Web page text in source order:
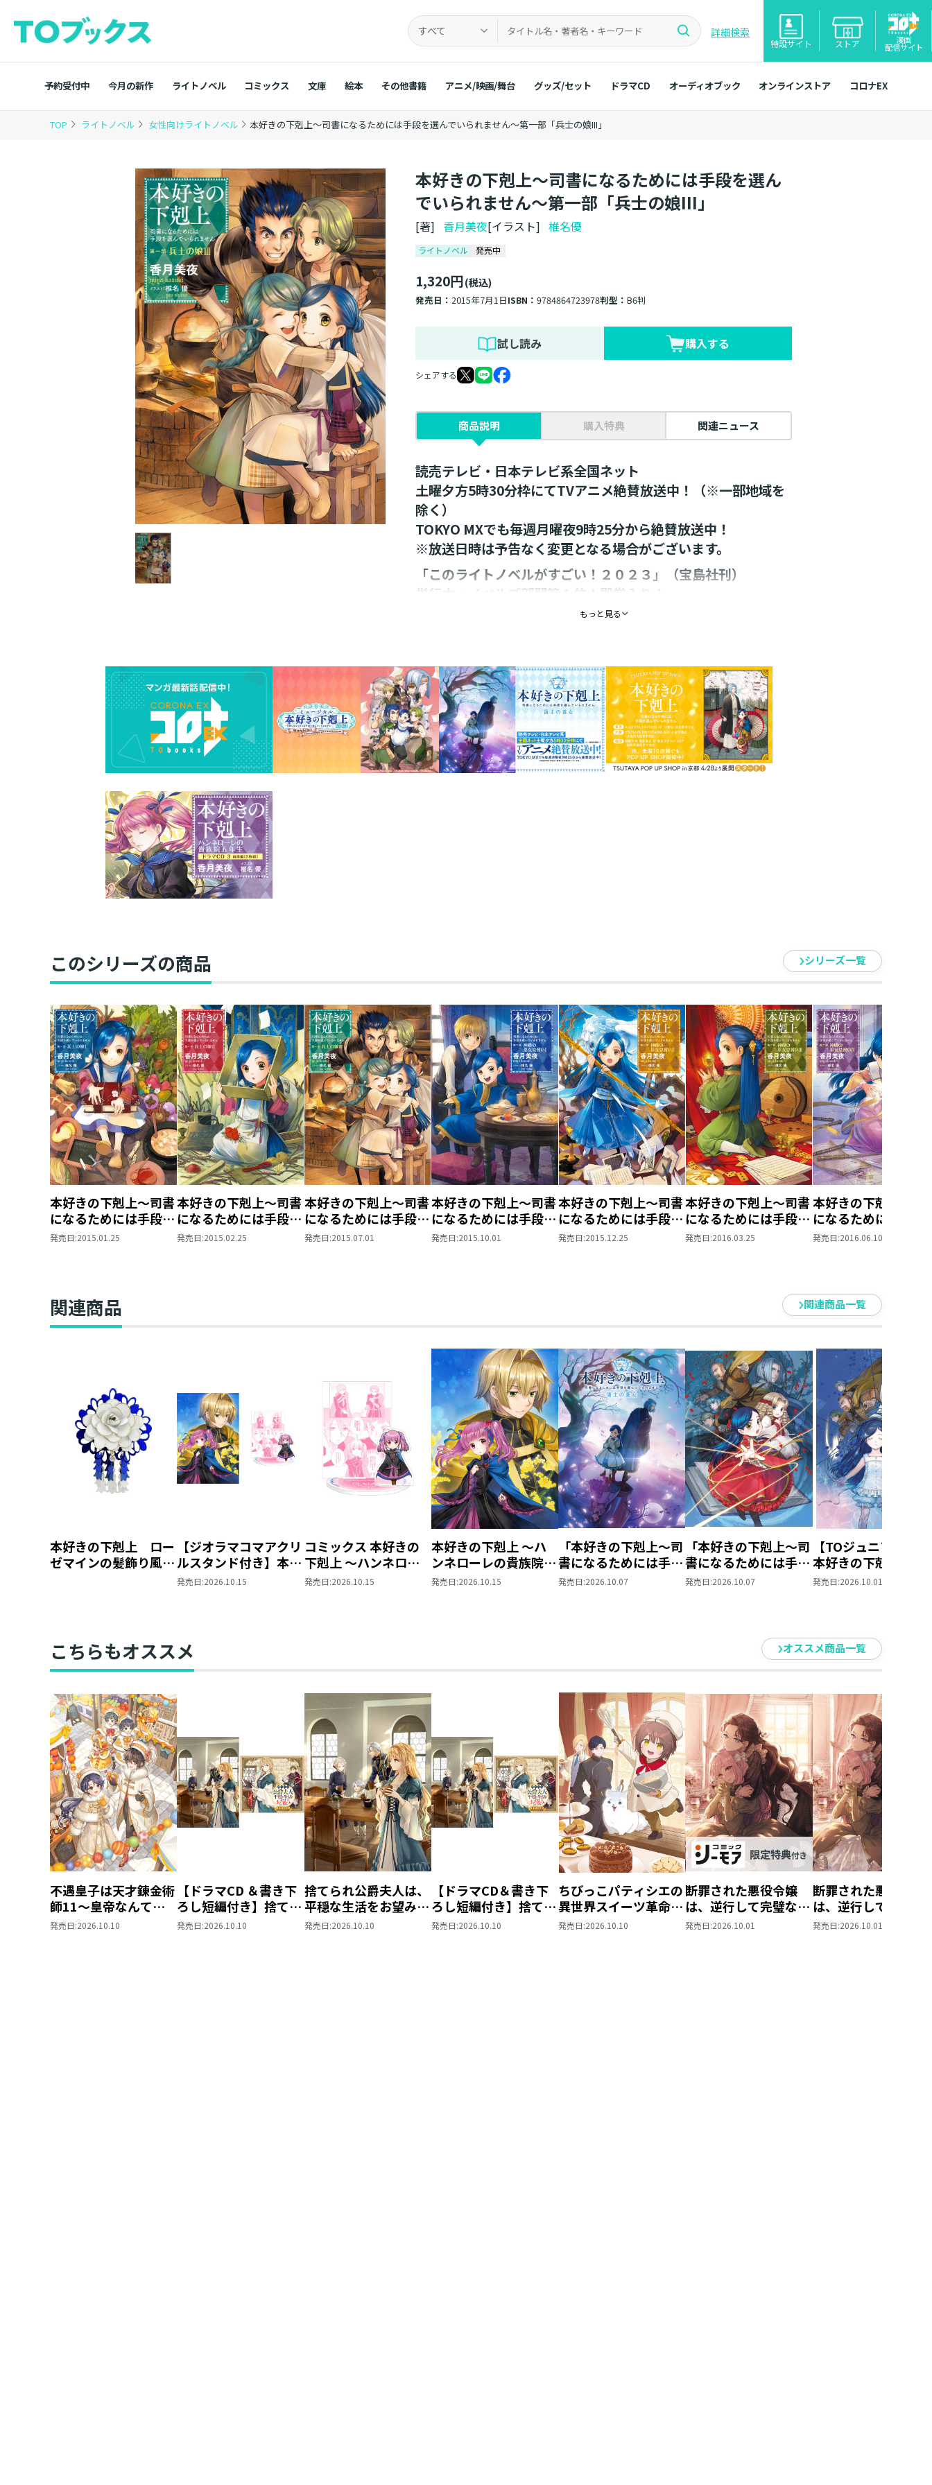
すべて 詳細検索
特設サイト ストア 漫画
配信サイト
予約受付中 今月の新作 ライトノベル コミックス 文庫 絵本 その他書籍 アニメ/映画/舞台 グッズ/セット ドラマCD オーディオブック オンラインストア コロナEX
TOP ライトノベル 女性向けライトノベル 本好きの下剋上～司書になるためには手段を選んでいられません～第一部「兵士の娘III」
本好きの下剋上～司書になるためには手段を選ん
でいられません～第一部「兵士の娘III」
[著] 香月美夜[イラスト]椎名優
ライトノベル 発売中
1,320円(税込)
発売日：2015年7月1日ISBN：9784864723978判型：B6判
試し読み 購入する
シェアする
商品説明 購入特典 関連ニュース
読売テレビ・日本テレビ系全国ネット
土曜夕方5時30分枠にてTVアニメ絶賛放送中！（※一部地域を
除く）
TOKYO MXでも毎週月曜夜9時25分から絶賛放送中！
※放送日時は予告なく変更となる場合がございます。
「このライトノベルがすごい！２０２３」（宝島社刊）
単行本・ノベルズ部門第１位！殿堂入り！
シリーズ累計８００万部突破！（電子書籍を含む）
「小説家になろう」で大人気長編がついに書籍化！書き下ろし
短編を2本収録！
本の少ない異世界で、本を作るために奔走する少女・マイン。ようやく紙作
りが上手くいったのも束の間、「身食い」と呼ばれる病に倒れてしまう。
周囲の助けもあり、少しずつ元気を取り戻すが、この病には秘密が隠され
ていて……。広がる世界、加速する本作りへの情熱！シリーズの今後を占
もっと見る
このシリーズの商品 シリーズ一覧
本好きの下剋上～司書
になるためには手段を
選んでいられません～
発売日:2015.01.25
本好きの下剋上～司書
になるためには手段を
選んでいられません～
発売日:2015.02.25
本好きの下剋上～司書
になるためには手段を
選んでいられません～
発売日:2015.07.01
本好きの下剋上～司書
になるためには手段を
選んでいられません～
発売日:2015.10.01
本好きの下剋上～司書
になるためには手段を
選んでいられません～
発売日:2015.12.25
本好きの下剋上～司書
になるためには手段を
選んでいられません～
発売日:2016.03.25
本好きの下剋上～司
になるためには手段
選んでいられません
発売日:2016.06.10
関連商品 関連商品一覧
本好きの下剋上 ロー
ゼマインの髪飾り風ブ
【ジオラマコマアクリ
ルスタンド付き】本好
きの下剋上 ～ハンネ
ス）
発売日:2026.10.15
コミックス 本好きの
下剋上 ～ハンネロー
レの貴族院五年生～
発売日:2026.10.15
本好きの下剋上 ～ハ
ンネローレの貴族院五
年生～ 「恋してみた
発売日:2026.10.15
「本好きの下剋上～司
書になるためには手段
を選んでいられません
発売日:2026.10.07
「本好きの下剋上～司
書になるためには手段
を選んでいられません
発売日:2026.10.07
【TOジュニア文庫】
本好きの下剋上 第
部 領主の養女１０
発売日:2026.10.01
こちらもオススメ オススメ商品一覧
不遇皇子は天才錬金術
師11～皇帝なんて柄
じゃないので弟妹を可
発売日:2026.10.10
【ドラマCD ＆書き下
ろし短編付き】捨てら
れ公爵夫人は、平穏な
発売日:2026.10.10
捨てられ公爵夫人は、
平穏な生活をお望みの
ようです5
発売日:2026.10.10
【ドラマCD＆書き下
ろし短編付き】捨てら
れ公爵夫人は、平穏な
発売日:2026.10.10
ちびっこパティシエの
異世界スイーツ革命～
パパともふもふと愉快
発売日:2026.10.10
断罪された悪役令嬢
は、逆行して完璧な悪
女を目指す11【シー
発売日:2026.10.01
断罪された悪役令嬢
は、逆行して完璧な
女を目指す11
発売日:2026.10.01